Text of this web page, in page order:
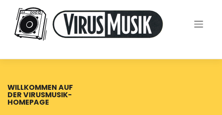
content
WILLKOMMEN AUF
DER VIRUSMUSIK-
HOMEPAGE